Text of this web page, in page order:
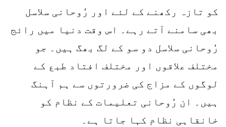
کو تازہ رکھنے کے لئے اور رُوحانی سلاسل
بھی سامنے آتے رہے۔ اس وقت دنیا میں رائج
رُوحانی سلاسل دو سو کے لگ بھگ ہیں۔ جو
مختلف علاقوں اور مختلف افتاد طبع کے
لوگوں کے مزاج کی ضرورتوں سے ہم آہنگ
ہیں۔ ان رُوحانی تعلیمات کے نظام کو
خانقاہی نظام کہا جاتا ہے۔